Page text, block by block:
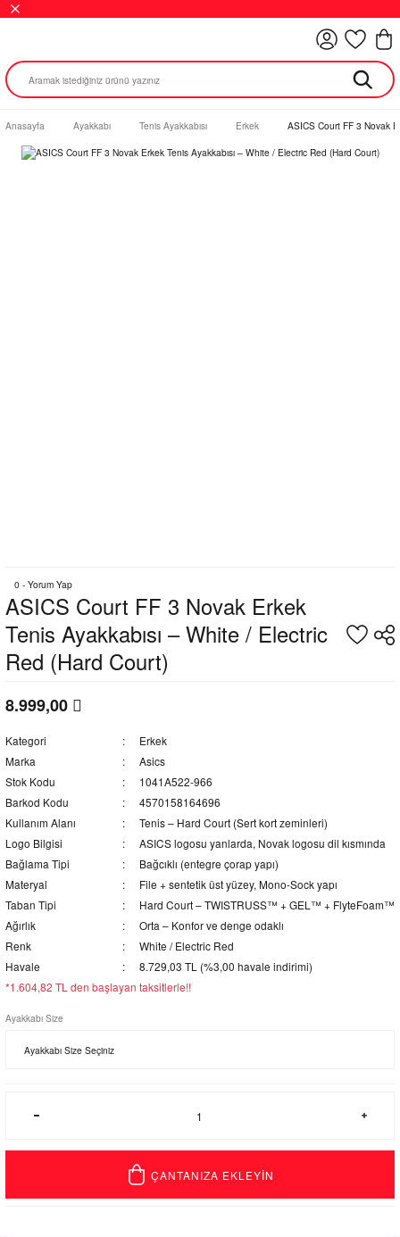
Anasayfa Ayakkabı Tenis Ayakkabısı Erkek ASICS Court FF 3 Novak
0 - Yorum Yap
ASICS Court FF 3 Novak Erkek
Tenis Ayakkabısı – White / Electric
Red (Hard Court)
8.999,00
Kategori
Erkek
Marka
Asics
Stok Kodu
1041A522-966
Barkod Kodu
4570158164696
Kullanım Alanı
Tenis – Hard Court (Sert kort zeminleri)
Logo Bilgisi
ASICS logosu yanlarda, Novak logosu dil kısmında
Bağlama Tipi
Bağcıklı (entegre çorap yapı)
Materyal
File + sentetik üst yüzey, Mono-Sock yapı
Taban Tipi
Hard Court – TWISTRUSS™ + GEL™ + FlyteFoam™
Ağırlık
Orta – Konfor ve denge odaklı
Renk
White / Electric Red
Havale
8.729,03 TL (%3,00 havale indirimi)
*1.604,82 TL den başlayan taksitlerle!!
Ayakkabı Size
ÇANTANIZA EKLEYİN